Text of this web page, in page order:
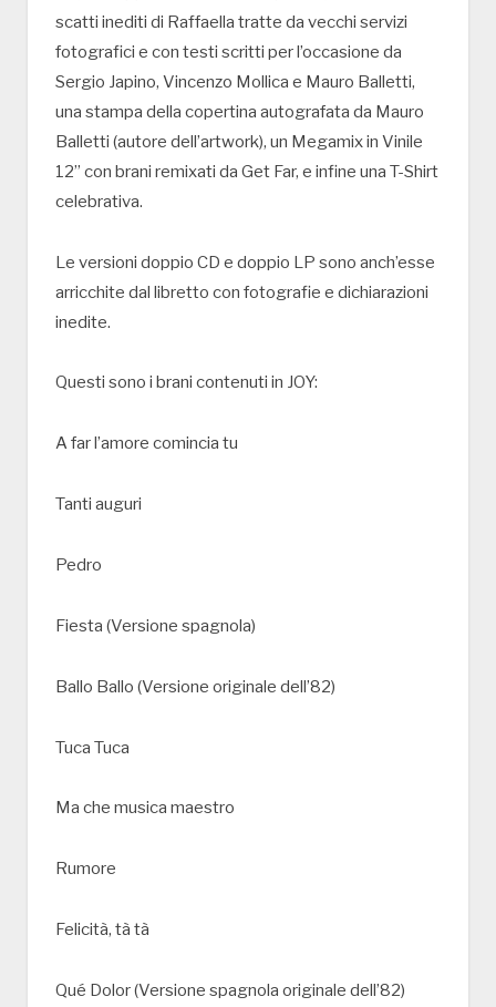
scatti inediti di Raffaella tratte da vecchi servizi
fotografici e con testi scritti per l’occasione da
Sergio Japino, Vincenzo Mollica e Mauro Balletti,
una stampa della copertina autografata da Mauro
Balletti (autore dell’artwork), un Megamix in Vinile
12” con brani remixati da Get Far, e infine una T-Shirt
celebrativa.
Le versioni doppio CD e doppio LP sono anch’esse
arricchite dal libretto con fotografie e dichiarazioni
inedite.
Questi sono i brani contenuti in JOY:
A far l’amore comincia tu
Tanti auguri
Pedro
Fiesta (Versione spagnola)
Ballo Ballo (Versione originale dell’82)
Tuca Tuca
Ma che musica maestro
Rumore
Felicità, tà tà
Qué Dolor (Versione spagnola originale dell’82)